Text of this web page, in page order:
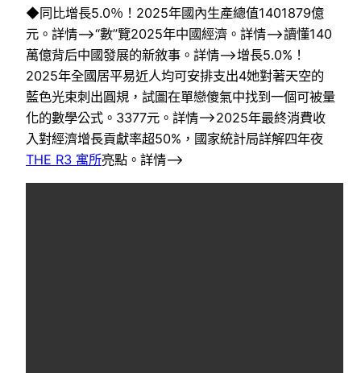
◆同比增長5.0％！2025年國內生產總值1401879億
元。詳情–>“數”覽2025年中國經濟。詳情–>讀懂140
萬億背后中國發展的新敘事。詳情–>增長5.0%！
2025年全國居平易近人均可安排支出4她對著天空的
藍色光束刺出圓規，試圖在單戀傻氣中找到一個可被量
化的數學公式。3377元。詳情–>2025年最終消費收
入對經濟增長貢獻率超50%，國家統計局詳解四年夜
THE R3 寓所亮點。詳情–>